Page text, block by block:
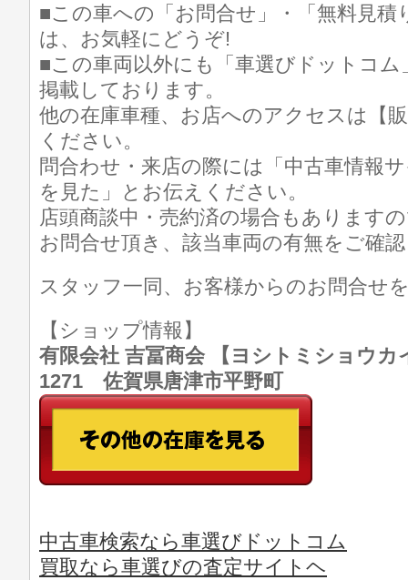
■この車への「お問合せ」・「無料見積
は、お気軽にどうぞ!
■この車両以外にも「車選びドットコ
掲載しております。
他の在庫車種、お店へのアクセスは【
ください。
問合わせ・来店の際には「中古車情報
を見た」とお伝えください。
店頭商談中・売約済の場合もあります
お問合せ頂き、該当車両の有無をご確
スタッフ一同、お客様からのお問合せ
【ショップ情報】
有限会社 吉冨商会 【ヨシトミショウ
1271 佐賀県唐津市平野町
中古車検索なら車選びドットコム
買取なら車選びの査定サイトヘ